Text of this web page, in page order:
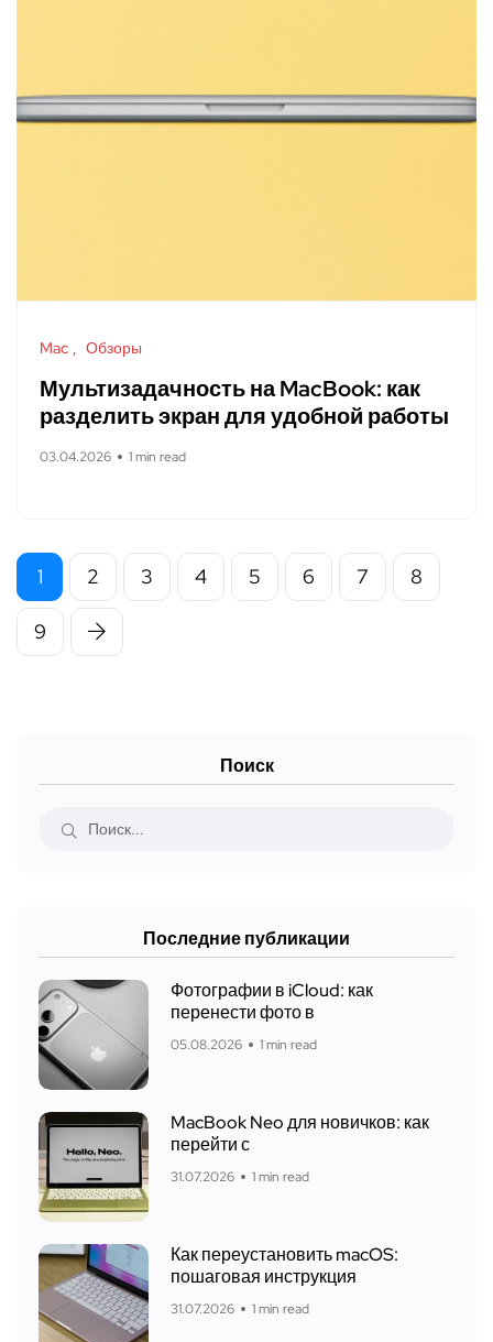
Mac Обзоры
Мультизадачность на MacBook: как
разделить экран для удобной работы
03.04.2026 1 min read
1 2 3 4 5 6 7 8
9
Поиск
Последние публикации
Фотографии в iCloud: как
перенести фото в
05.08.2026 1 min read
MacBook Neo для новичков: как
перейти с
31.07.2026 1 min read
Как переустановить macOS:
пошаговая инструкция
31.07.2026 1 min read